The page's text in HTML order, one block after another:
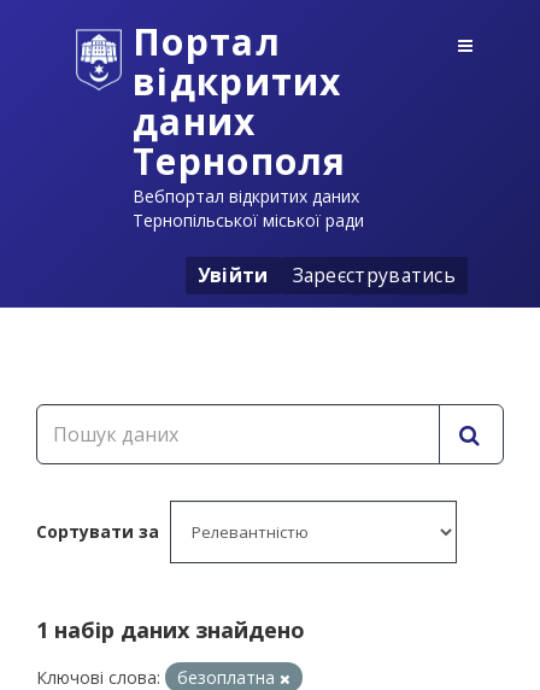
Портал
відкритих
даних
Тернополя
Вебпортал відкритих даних
Тернопільської міської ради
Увійти Зареєструватись
Сортувати за
1 набір даних знайдено
Ключові слова:
безоплатна